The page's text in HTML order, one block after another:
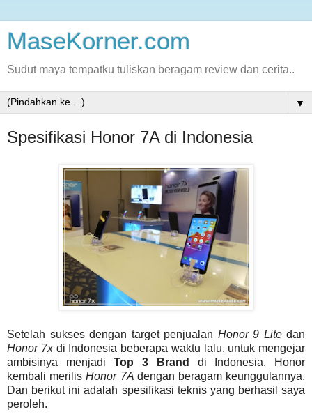
MaseKorner.com
Sudut maya tempatku tuliskan beragam review dan cerita..
▼
Spesifikasi Honor 7A di Indonesia
Setelah sukses dengan target penjualan Honor 9 Litedan
Honor 7x di Indonesia beberapa waktu lalu, untuk mengejar
ambisinya menjadiTop 3 Brand di Indonesia, Honor
kembali merilisHonor 7A dengan beragam keunggulannya.
Dan berikut ini adalah spesifikasi teknis yang berhasil saya
peroleh.